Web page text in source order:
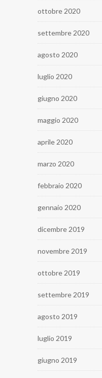
ottobre 2020
settembre 2020
agosto 2020
luglio 2020
giugno 2020
maggio 2020
aprile 2020
marzo 2020
febbraio 2020
gennaio 2020
dicembre 2019
novembre 2019
ottobre 2019
settembre 2019
agosto 2019
luglio 2019
giugno 2019